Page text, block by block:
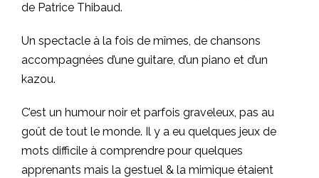
de Patrice Thibaud.
Un spectacle à la fois de mîmes, de chansons
accompagnées d’une guitare, d’un piano et d’un
kazou.
C’est un humour noir et parfois graveleux, pas au
goût de tout le monde. Il y a eu quelques jeux de
mots difficile à comprendre pour quelques
apprenants mais la gestuel & la mimique étaient